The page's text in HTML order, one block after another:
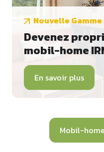
Nouvelle Gamme
Devenez
mobil-home
En savoir plus
Mobil-